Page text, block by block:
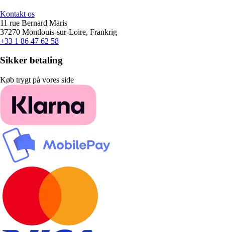
Kontakt os
11 rue Bernard Maris
37270 Montlouis-sur-Loire, Frankrig
+33 1 86 47 62 58
Sikker betaling
Køb trygt på vores side